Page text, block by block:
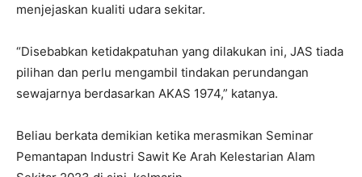
menjejaskan kualiti udara sekitar.
“Disebabkan ketidakpatuhan yang dilakukan ini, JAS tiada
pilihan dan perlu mengambil tindakan perundangan
sewajarnya berdasarkan AKAS 1974,” katanya.
Beliau berkata demikian ketika merasmikan Seminar
Pemantapan Industri Sawit Ke Arah Kelestarian Alam